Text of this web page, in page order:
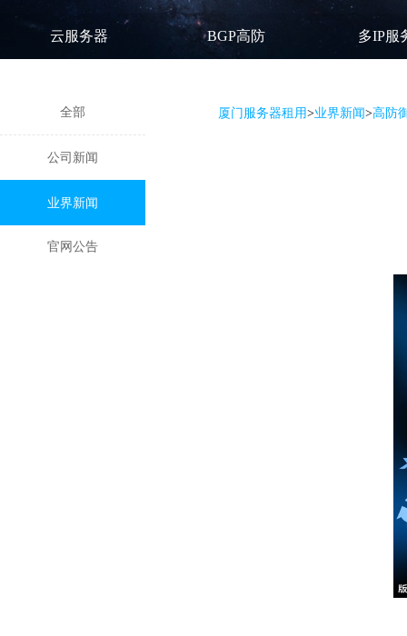
云服务器 BGP高防 多IP服
全部
公司新闻
业界新闻
官网公告
厦门服务器租用>业界新闻>高防